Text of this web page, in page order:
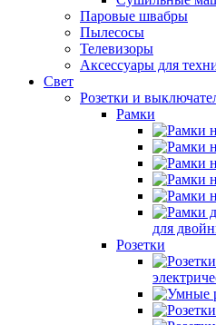
Паровые швабры
Пылесосы
Телевизоры
Аксессуары для
Свет
Розетки и
Рамки
для
Розетки